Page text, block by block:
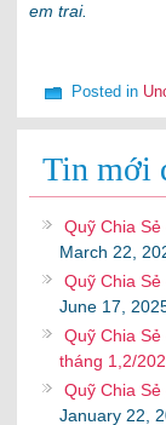
em trai.
Posted in
Tin mới
Quỹ Chia
March 22,
Quỹ Chia
June 17,
Quỹ Chia
tháng 1,2/
Quỹ Chia
January 22,